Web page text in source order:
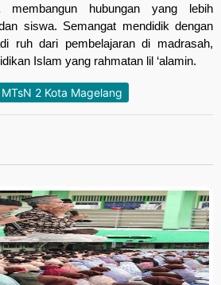
membangun hubungan yang lebih
siswa. Semangat mendidik dengan
ruh dari pembelajaran di madrasah,
Islam yang rahmatan lil ‘alamin.
MTsN 2 Kota Magelang